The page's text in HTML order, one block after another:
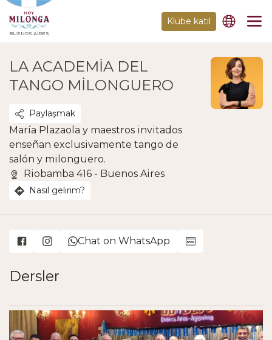
BUENOS AIRES
Klübe katıl
LA ACADEMIA DEL
TANGO MILONGUERO
Paylaşmak
María Plazaola y maestros invitados
enseñan exclusivamente tango de
salón y milonguero.
Riobamba 416 - Buenos Aires
Nasıl gelirim?
Chat on WhatsApp
Dersler